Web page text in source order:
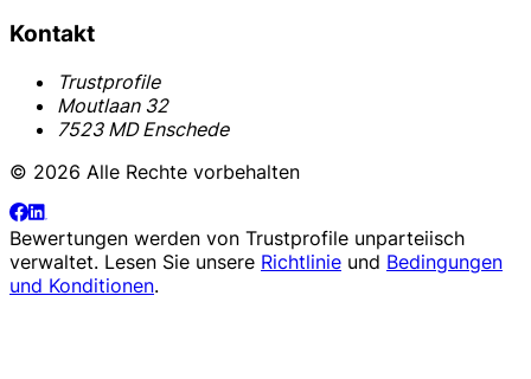
Kontakt
Trustprofile
Moutlaan 32
7523 MD Enschede
© 2026 Alle Rechte vorbehalten
Bewertungen werden von Trustprofile unparteiisch
verwaltet. Lesen Sie unsere Richtlinie und Bedingungen
und Konditionen.